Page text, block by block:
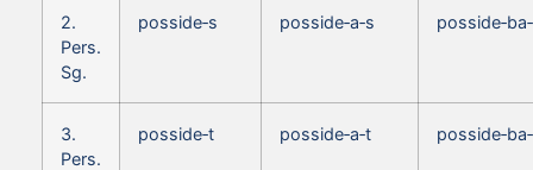
2.
Pers.
Sg.
posside‑s posside‑a‑s
3.
Pers.
posside‑t posside‑a‑t